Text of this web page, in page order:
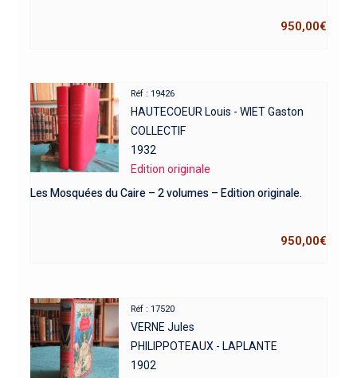
950,00€
Réf : 19426
HAUTECOEUR Louis - WIET Gaston
COLLECTIF
1932
Edition originale
Les Mosquées du Caire – 2 volumes – Edition originale.
950,00€
Réf : 17520
VERNE Jules
PHILIPPOTEAUX - LAPLANTE
1902